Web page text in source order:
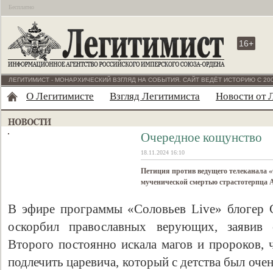
Бесплатно
16+
ЛЕГИТИМИСТ - МОНАРХИЧЕСКИЙ ВЗГЛЯД НА СОБЫТИЯ. САЙТ ВЕДЁТ ИСТОРИЮ С
О Легитимисте Взгляд Легитимиста Новости от
Очередное кощунство
18.11.2024 16:10
Петиция против ведущего телеканала
мученической смертью страстотерпца
В эфире программы «Соловьев Live» блогер
оскорбил православных верующих,
Второго постоянно искала магов и пророков,
подлечить царевича, который с детства был